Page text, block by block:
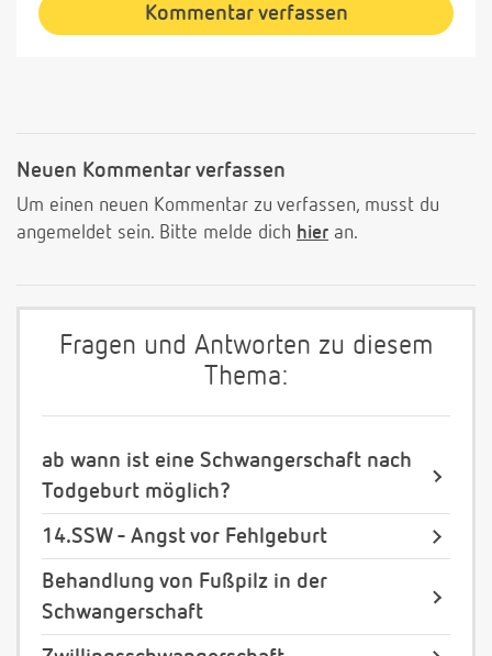
Kommentar verfassen
Neuen Kommentar verfassen
Um einen neuen Kommentar zu verfassen, musst du
angemeldet sein. Bitte melde dich hier an.
Fragen und Antworten zu diesem
Thema:
ab wann ist eine Schwangerschaft nach
Todgeburt möglich?
14.SSW - Angst vor Fehlgeburt
Behandlung von Fußpilz in der
Schwangerschaft